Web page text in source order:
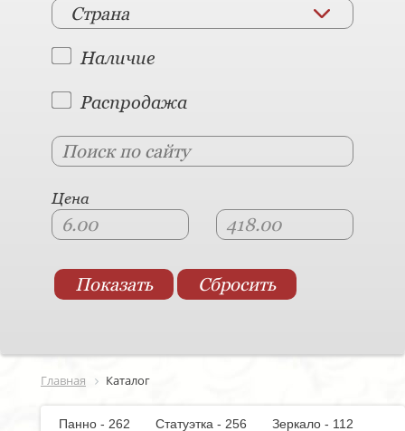
Страна
Наличие
Распродажа
Цена
Главная Каталог
Панно - 262 Статуэтка - 256
Зеркало - 112